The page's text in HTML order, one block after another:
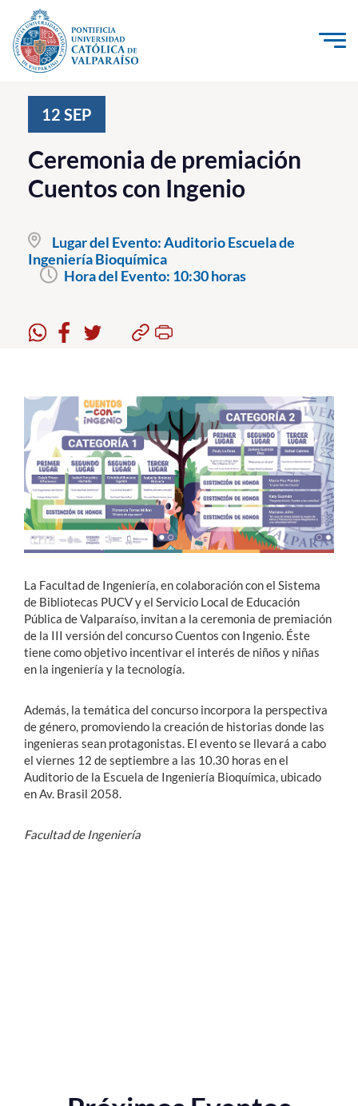
Click acá para ir directamente al contenido
Investigación, Creación e Innovación
PUCV Internacional
Vinculación con el Medio
Admisión
Pregrado
Estudiantes
Académicos
Funcionarios
Alumni
English
12 SEP
Ceremonia de premiación
Cuentos con Ingenio
Lugar del Evento:Auditorio Escuela de
Ingeniería Bioquímica
Hora del Evento: 10:30 horas
La Facultad de Ingeniería, en colaboración con el Sistema
de Bibliotecas PUCV y el Servicio Local de Educación
Pública de Valparaíso, invitan a la ceremonia de premiación
de la III versión del concurso Cuentos con Ingenio. Éste
tiene como objetivo incentivar el interés de niños y niñas
en la ingeniería y la tecnología.
Además, la temática del concurso incorpora la perspectiva
de género, promoviendo la creación de historias donde las
ingenieras sean protagonistas. El evento se llevará a cabo
el viernes 12 de septiembre a las 10.30 horas en el
Auditorio de la Escuela de Ingeniería Bioquímica, ubicado
en Av. Brasil 2058.
Facultad de Ingeniería